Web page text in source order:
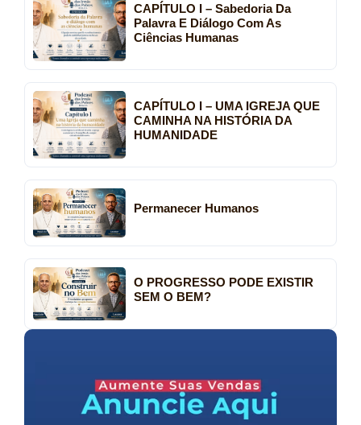
CAPÍTULO I – Sabedoria Da
Palavra E Diálogo Com As
Ciências Humanas
CAPÍTULO I – UMA IGREJA QUE
CAMINHA NA HISTÓRIA DA
HUMANIDADE
Permanecer Humanos
O PROGRESSO PODE EXISTIR
SEM O BEM?